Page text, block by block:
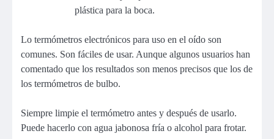
plástica para la boca.
Lo termómetros electrónicos para uso en el oído son
comunes. Son fáciles de usar. Aunque algunos usuarios han
comentado que los resultados son menos precisos que los de
los termómetros de bulbo.
Siempre limpie el termómetro antes y después de usarlo.
Puede hacerlo con agua jabonosa fría o alcohol para frotar.